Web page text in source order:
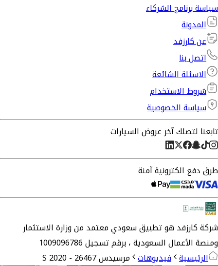
سياسة برنامج الشركاء
المدونة
عن كارزفد
اتصل بنا
الاسئلة الشائعة
شروط الاستخدام
سياسة الخصوصية
تابعنا لتصلك آخر عروض السيارات
طرق دفع الكترونية آمنة
شركةكارزفدهو تطبيق سعودي معتمد من وزارة الاستثمار
ومنصة الأعمال السعودية ،برقم تسجيل 1009096786
الرئيسية فيديوهات مرسيدس S 2020 - 26467